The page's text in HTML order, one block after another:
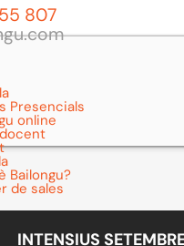
807
Presencials
online
Bailongu?
de sales
INTENSIUS